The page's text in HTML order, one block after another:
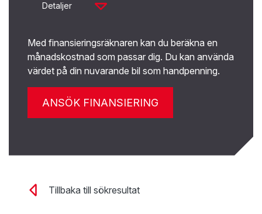
Detaljer
Med finansieringsräknaren kan du beräkna en
månadskostnad som passar dig. Du kan använda
värdet på din nuvarande bil som handpenning.
ANSÖK FINANSIERING
Tillbaka till sökresultat